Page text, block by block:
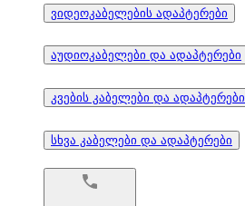
ვიდეოკაბელების ადაპტერები
აუდიოკაბელები და ადაპტერები
კვების კაბელები და ადაპტერები
სხვა კაბელები და ადაპტერები